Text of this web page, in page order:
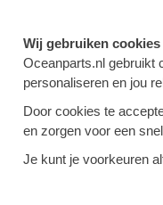
Wij gebruiken
Oceanparts.nl gebruikt
personaliseren en jou
Door cookies te
en zorgen voor een
Je kunt je voorkeuren